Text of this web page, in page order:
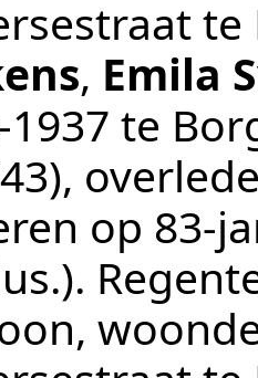
te
, Emila
te
),
op 83-
).
,